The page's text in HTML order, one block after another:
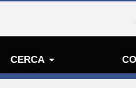
CERCA